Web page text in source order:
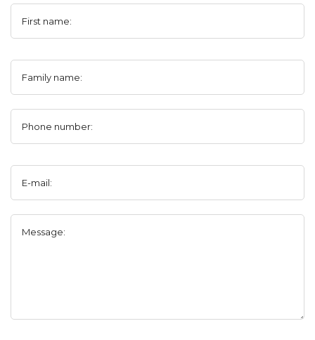
First name:
Family name:
Phone number:
E-mail:
Message: